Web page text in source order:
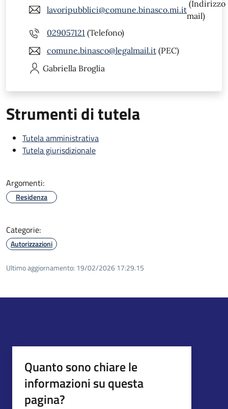
lavoripubblici@comune.binasco.mi.it
(Indirizzo
mail)
029057121 (Telefono)
comune.binasco@legalmail.it (PEC)
Gabriella Broglia
Strumenti di tutela
Tutela amministrativa
Tutela giurisdizionale
Argomenti:
Residenza
Categorie:
Autorizzazioni
Ultimo aggiornamento: 19/02/2026 17:29.15
Quanto sono chiare le
informazioni su questa
pagina?